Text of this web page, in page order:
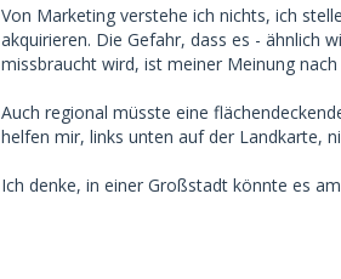
Von Marketing verstehe ich nichts, ich
akquirieren. Die Gefahr, dass es - ähnlich
missbraucht wird, ist meiner Meinung nach
Auch regional müsste eine
helfen mir, links unten auf der Landkarte,
Ich denke, in einer Großstadt könnte es